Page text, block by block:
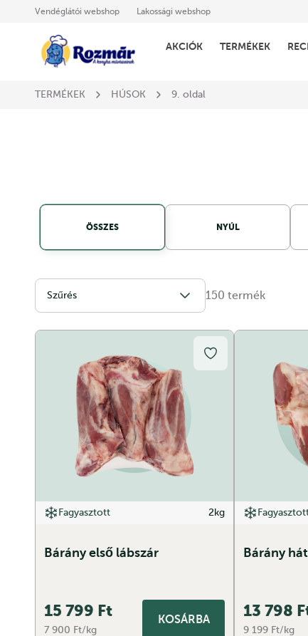
Vendéglátói webshop Lakossági webshop
AKCIÓK TERMÉKEK
TERMÉKEK HÚSOK 9. oldal
ÖSSZES NYÚL
Szűrés 150 termék
Fagyasztott 2kg
Bárány első lábszár
15 799 Ft
7 900 Ft/kg
KOSÁRBA
Bárány
13 798
9 199 Ft/kg